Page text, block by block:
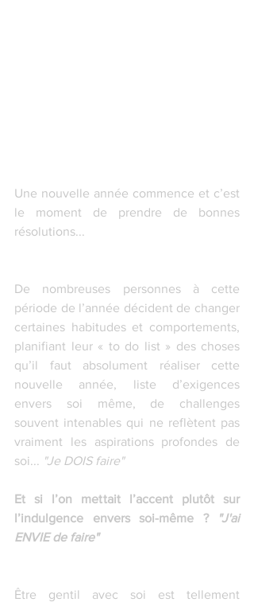
Une nouvelle année commence et c’est
le moment de prendre de bonnes
résolutions...
De nombreuses personnes à cette
période de l’année décident de changer
certaines habitudes et comportements,
planifiant leur « to do list » des choses
qu’il faut absolument réaliser cette
nouvelle année, liste d’exigences
envers soi même, de challenges
souvent intenables qui ne reflètent pas
vraiment les aspirations profondes de
soi...
"Je DOIS faire"
Et si l’on mettait l’accent plutôt sur
l’indulgence envers soi-même ?
"J'ai
ENVIE de faire"
Être gentil avec soi est tellement